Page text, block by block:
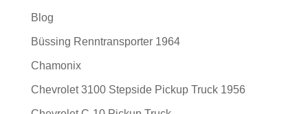
Blog
Büssing Renntransporter 1964
Chamonix
Chevrolet 3100 Stepside Pickup Truck 1956